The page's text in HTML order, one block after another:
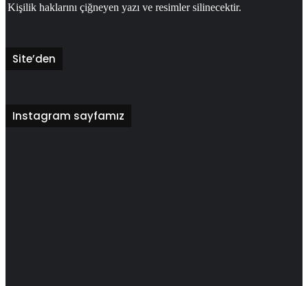
Kişilik haklarını çiğneyen yazı ve resimler silinecektir.
Site’den
Instagram sayfamız